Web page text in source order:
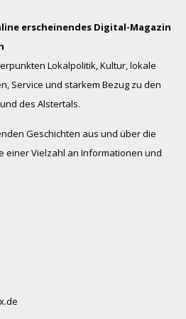
erscheinendes Digital-Magazin
Lokalpolitik, Kultur, lokale
Service und starkem Bezug zu den
des Alstertals.
Geschichten aus und über die
einer Vielzahl an Informationen und